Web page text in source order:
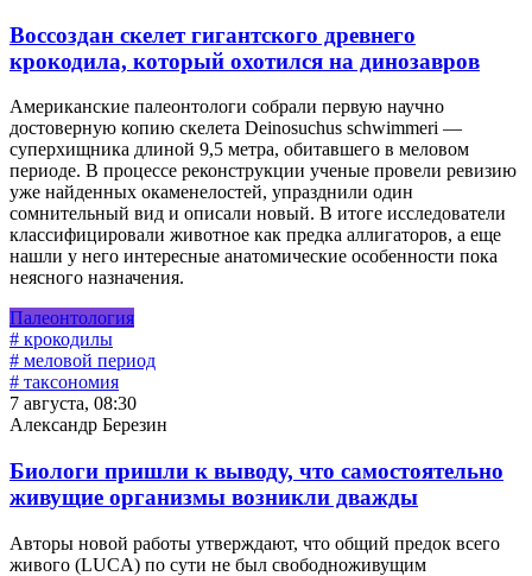
Воссоздан скелет гигантского древнего
крокодила, который охотился на динозавров
Американские палеонтологи собрали первую научно
достоверную копию скелета Deinosuchus schwimmeri —
суперхищника длиной 9,5 метра, обитавшего в меловом
периоде. В процессе реконструкции ученые провели ревизию
уже найденных окаменелостей, упразднили один
сомнительный вид и описали новый. В итоге исследователи
классифицировали животное как предка аллигаторов, а еще
нашли у него интересные анатомические особенности пока
неясного назначения.
Палеонтология
# крокодилы
# меловой период
# таксономия
7 августа, 08:30
Александр Березин
Биологи пришли к выводу, что самостоятельно
живущие организмы возникли дважды
Авторы новой работы утверждают, что общий предок всего
живого (LUCA) по сути не был свободноживущим